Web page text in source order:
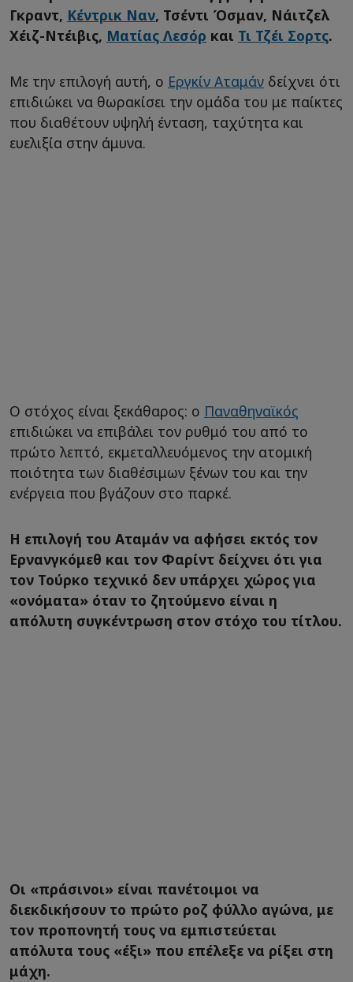
Γκραντ, Κέντρικ Ναν, Τσέντι Όσμαν, Νάιτζελ
Χέιζ-Ντέιβις, Ματίας Λεσόρ και Τι Τζέι Σορτς.
Με την επιλογή αυτή, ο Εργκίν Αταμάν δείχνει ότι
επιδιώκει να θωρακίσει την ομάδα του με παίκτες
που διαθέτουν υψηλή ένταση, ταχύτητα και
ευελιξία στην άμυνα.
Ο στόχος είναι ξεκάθαρος: ο Παναθηναϊκός
επιδιώκει να επιβάλει τον ρυθμό του από το
πρώτο λεπτό, εκμεταλλευόμενος την ατομική
ποιότητα των διαθέσιμων ξένων του και την
ενέργεια που βγάζουν στο παρκέ.
Η επιλογή του Αταμάν να αφήσει εκτός τον
Ερνανγκόμεθ και τον Φαρίντ δείχνει ότι για
τον Τούρκο τεχνικό δεν υπάρχει χώρος για
«ονόματα» όταν το ζητούμενο είναι η
απόλυτη συγκέντρωση στον στόχο του τίτλου.
Οι «πράσινοι» είναι πανέτοιμοι να
διεκδικήσουν το πρώτο ροζ φύλλο αγώνα, με
τον προπονητή τους να εμπιστεύεται
απόλυτα τους «έξι» που επέλεξε να ρίξει στη
μάχη.